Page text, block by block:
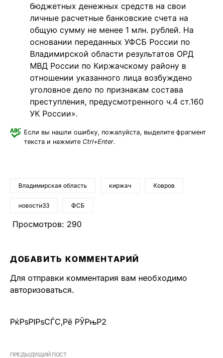
бюджетных денежных средств на свои
личные расчетные банковские счета на
общую сумму не менее 1 млн. рублей. На
основании переданных УФСБ России по
Владимирской области результатов ОРД
МВД России по Киржачскому району в
отношении указанного лица возбуждено
уголовное дело по признакам состава
преступления, предусмотренного ч.4 ст.160
УК России».
Если вы нашли ошибку, пожалуйста, выделите фрагмент
текста и нажмите Ctrl+Enter.
Владимирская область киржач Ковров
новости33 ФСБ
Просмотров: 290
ДОБАВИТЬ КОММЕНТАРИЙ
Для отправки комментария вам необходимо
авторизоваться.
РќРѕРІРѕСЃС‚Рё РЎРњР2
ПРЕДЫДУЩИЙ ПОСТ